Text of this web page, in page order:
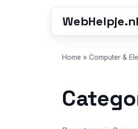
WebHelpje.nl
Home » Computer &